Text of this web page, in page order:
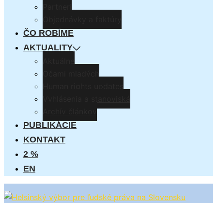
ČO ROBÍME
AKTUALITY
PUBLIKÁCIE
KONTAKT
2 %
EN